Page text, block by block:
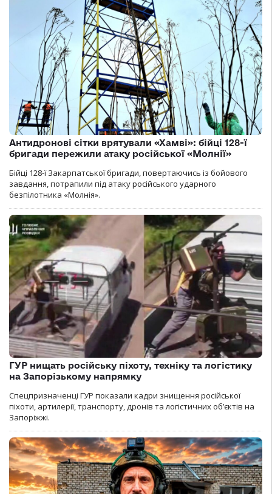
Антидронові сітки врятували «Хамві»: бійці 128-ї
бригади пережили атаку російської «Молнії»
Бійці 128-ї Закарпатської бригади, повертаючись із бойового
завдання, потрапили під атаку російського ударного
безпілотника «Молнія».
ГУР нищать російську піхоту, техніку та логістику
на Запорізькому напрямку
Спецпризначенці ГУР показали кадри знищення російської
піхоти, артилерії, транспорту, дронів та логістичних об’єктів на
Запоріжжі.